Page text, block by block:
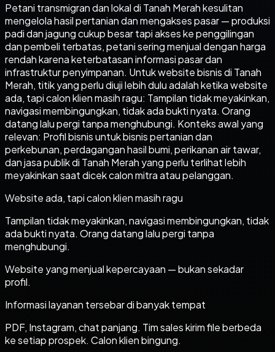
Petani transmigran dan lokal di Tanah Merah kesulitan
mengelola hasil pertanian dan mengakses pasar — produksi
padi dan jagung cukup besar tapi akses ke penggilingan
dan pembeli terbatas, petani sering menjual dengan harga
rendah karena keterbatasan informasi pasar dan
infrastruktur penyimpanan. Untuk website bisnis di Tanah
Merah, titik yang perlu diuji lebih dulu adalah ketika website
ada, tapi calon klien masih ragu: Tampilan tidak meyakinkan,
navigasi membingungkan, tidak ada bukti nyata. Orang
datang lalu pergi tanpa menghubungi. Konteks awal yang
relevan: Profil bisnis untuk bisnis pertanian dan
perkebunan, perdagangan hasil bumi, perikanan air tawar,
dan jasa publik di Tanah Merah yang perlu terlihat lebih
meyakinkan saat dicek calon mitra atau pelanggan.
Website ada, tapi calon klien masih ragu
Tampilan tidak meyakinkan, navigasi membingungkan, tidak
ada bukti nyata. Orang datang lalu pergi tanpa
menghubungi.
Website yang menjual kepercayaan — bukan sekadar
profil.
Informasi layanan tersebar di banyak tempat
PDF, Instagram, chat panjang. Tim sales kirim file berbeda
ke setiap prospek. Calon klien bingung.